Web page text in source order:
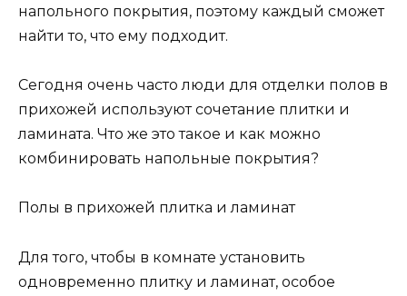
напольного покрытия, поэтому каждый сможет
найти то, что ему подходит.
Сегодня очень часто люди для отделки полов в
прихожей используют сочетание плитки и
ламината. Что же это такое и как можно
комбинировать напольные покрытия?
Полы в прихожей плитка и ламинат
Для того, чтобы в комнате установить
одновременно плитку и ламинат, особое